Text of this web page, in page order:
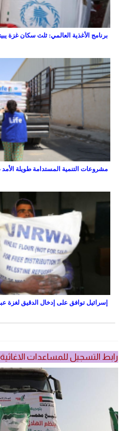
برنامج الأغذية العالمي: ثلث سكان غزة
مشروعات التنمية المستدامة طويلة
إسرائيل توافق على إدخال الدقيق لغزة
رابط التسجيل للمساعدات الاغاثية